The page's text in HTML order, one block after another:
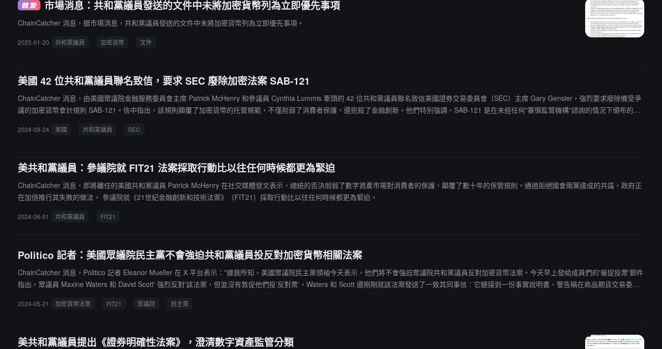
市場消息：共和黨議員發送的文件中未將加密貨幣列為立即優先事項
ChainCatcher 消息，据市場消息，共和黨議員發送的文件中未將加密貨幣列為立即優先事項。
2025-01-20 共和黨議員 加密貨幣 文件
美國 42 位共和黨議員聯名致信，要求 SEC 廢除加密法案 SAB-121
ChainCatcher 消息，由美國眾議院金融服務委員會主席 Patrick McHenry 和參議員 Cynthia Lummis 牽頭的 42 位共和黨議員聯名致信美國證券交易委員會（SEC）主席 Gary Gensler，強烈要求廢除備受爭
議的加密貨幣會計規則 SAB-121。信中指出，該規則顛覆了加密貨幣的托管規範，不僅削弱了消費者保護，還扼殺了金融創新。他們特別強調，SAB-121 是在未經任何"審慎監管機構"諮詢的情況下頒布的，
2024-09-24 美國 共和黨議員 SEC
美共和黨議員：參議院就 FIT21 法案採取行動比以往任何時候都更為緊迫
ChainCatcher 消息，即將離任的美國共和黨議員 Patrick McHenry 在社交媒體發文表示，總統的否決削弱了數字資產市場對消費者的保護，顛覆了數十年的保管規則。通過拒絕國會兩黨達成的共識，政府正
在加倍推行其失敗的做法。 參議院就《21世紀金融創新和技術法案》（FIT21）採取行動比以往任何時候都更為緊迫。
2024-06-01 共和黨議員 FIT21
Politico 記者：美國眾議院民主黨不會強迫共和黨議員投反對加密貨幣相關法案
ChainCatcher 消息，Politico 記者 Eleanor Mueller 在 X 平台表示："據我所知，美國眾議院民主黨領袖今天表示，他們將不會強迫眾議院共和黨議員反對加密貨幣法案。今天早上發給成員們的'催促投票'郵件
指出，眾議員 Maxine Waters 和 David Scott' 強烈反對'該法案，但並沒有敦促他們投'反對票'。Waters 和 Scott 還剛剛就該法案發送了一致其同事信：它鏈接到一份事實說明書，警告稱在商品期貨交易委員
本週在美國眾議院接受投票。
2024-05-21 加密貨幣法案 FIT21 眾議院 民主黨
美共和黨議員提出《證券明確性法案》，澄清數字資產監管分類